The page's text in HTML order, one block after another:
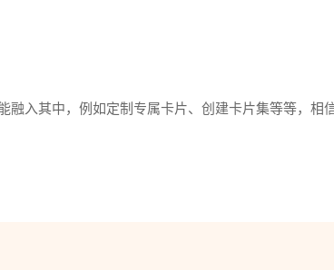
入其中，例如定制专属卡片、创建卡片集等等，相